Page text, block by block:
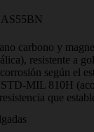
carbono y
resistente a
según el
MIL 810H
que